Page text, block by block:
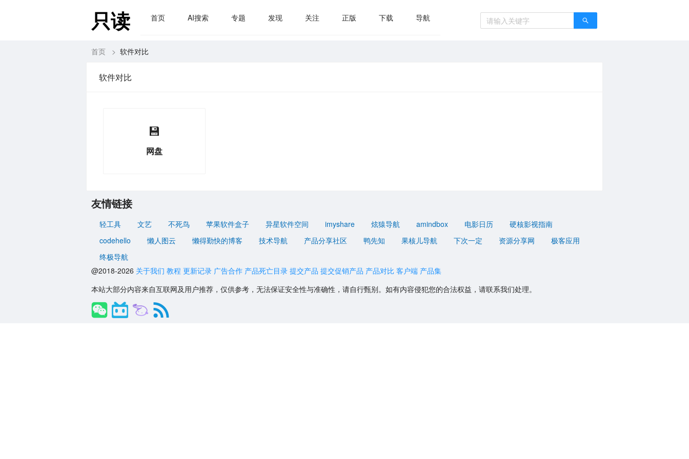
只读 首页 AI搜索 专题 发现 关注 正版 下载 导航
首页 > 软件对比
软件对比
💾
网盘
友情链接
轻工具 文艺 不死鸟 苹果软件盒子 异星软件空间 imyshare 炫猿导航 amindbox 电影日历
硬核影视指南
codehello
懒人图云 懒得勤快的博客 技术导航 产品分享社区 鸭先知 果核儿导航 下次一定 资源分享网
极客应用
终极导航
@2018-2026 关于我们 教程 更新记录 广告合作 产品死亡目录 提交产品 提交促销产品 产品对比 客户端 产品集
本站大部分内容来自互联网及用户推荐，仅供参考，无法保证安全性与准确性，请自行甄别。如有内容侵犯您的合法权益，请联系我们处理。